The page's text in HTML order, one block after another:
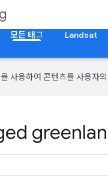
모든 태그 Landsat
사용하여 콘텐츠를 사용자